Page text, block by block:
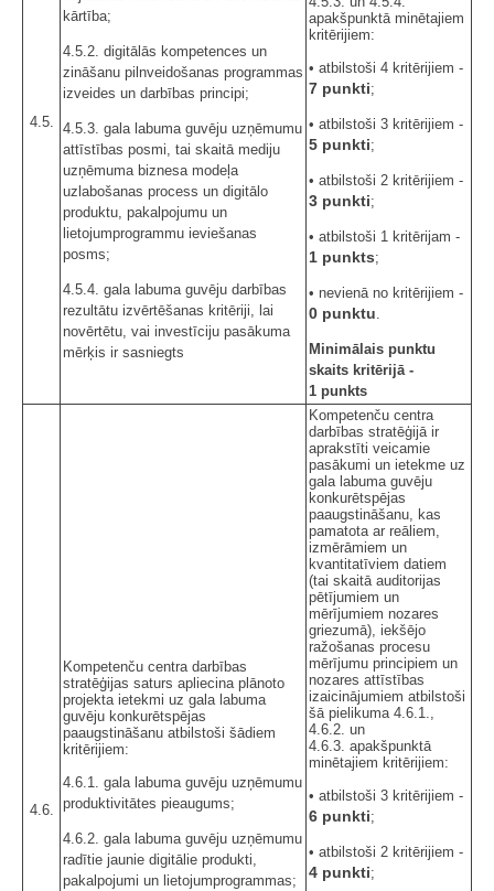
4.5.
kārtība;
4.5.2. digitālās kompetences un
zināšanu pilnveidošanas programmas
izveides un darbības principi;
4.5.3. gala labuma guvēju uzņēmumu
attīstības posmi, tai skaitā mediju
uzņēmuma biznesa modeļa
uzlabošanas process un digitālo
produktu, pakalpojumu un
lietojumprogrammu ieviešanas
posms;
4.5.4. gala labuma guvēju darbības
rezultātu izvērtēšanas kritēriji, lai
novērtētu, vai investīciju pasākuma
mērķis ir sasniegts
apakšpunktā minētajiem
kritērijiem:
• atbilstoši 4 kritērijiem -
7 punkti;
• atbilstoši 3 kritērijiem -
5 punkti;
• atbilstoši 2 kritērijiem -
3 punkti;
• atbilstoši 1 kritērijam -
1 punkts;
• nevienā no kritērijiem -
0 punktu.
Minimālais punktu
skaits kritērijā -
1 punkts
4.6.
Kompetenču centra darbības
stratēģijas saturs apliecina plānoto
projekta ietekmi uz gala labuma
guvēju konkurētspējas
paaugstināšanu atbilstoši šādiem
kritērijiem:
4.6.1. gala labuma guvēju uzņēmumu
produktivitātes pieaugums;
4.6.2. gala labuma guvēju uzņēmumu
radītie jaunie digitālie produkti,
pakalpojumi un lietojumprogrammas;
Kompetenču centra
darbības stratēģijā ir
aprakstīti veicamie
pasākumi un ietekme uz
gala labuma guvēju
konkurētspējas
paaugstināšanu, kas
pamatota ar reāliem,
izmērāmiem un
kvantitatīviem datiem
(tai skaitā auditorijas
pētījumiem un
mērījumiem nozares
griezumā), iekšējo
ražošanas procesu
mērījumu principiem un
nozares attīstības
izaicinājumiem atbilstoši
šā pielikuma 4.6.1.,
4.6.2. un
4.6.3. apakšpunktā
minētajiem kritērijiem:
• atbilstoši 3 kritērijiem -
6 punkti;
• atbilstoši 2 kritērijiem -
4 punkti;